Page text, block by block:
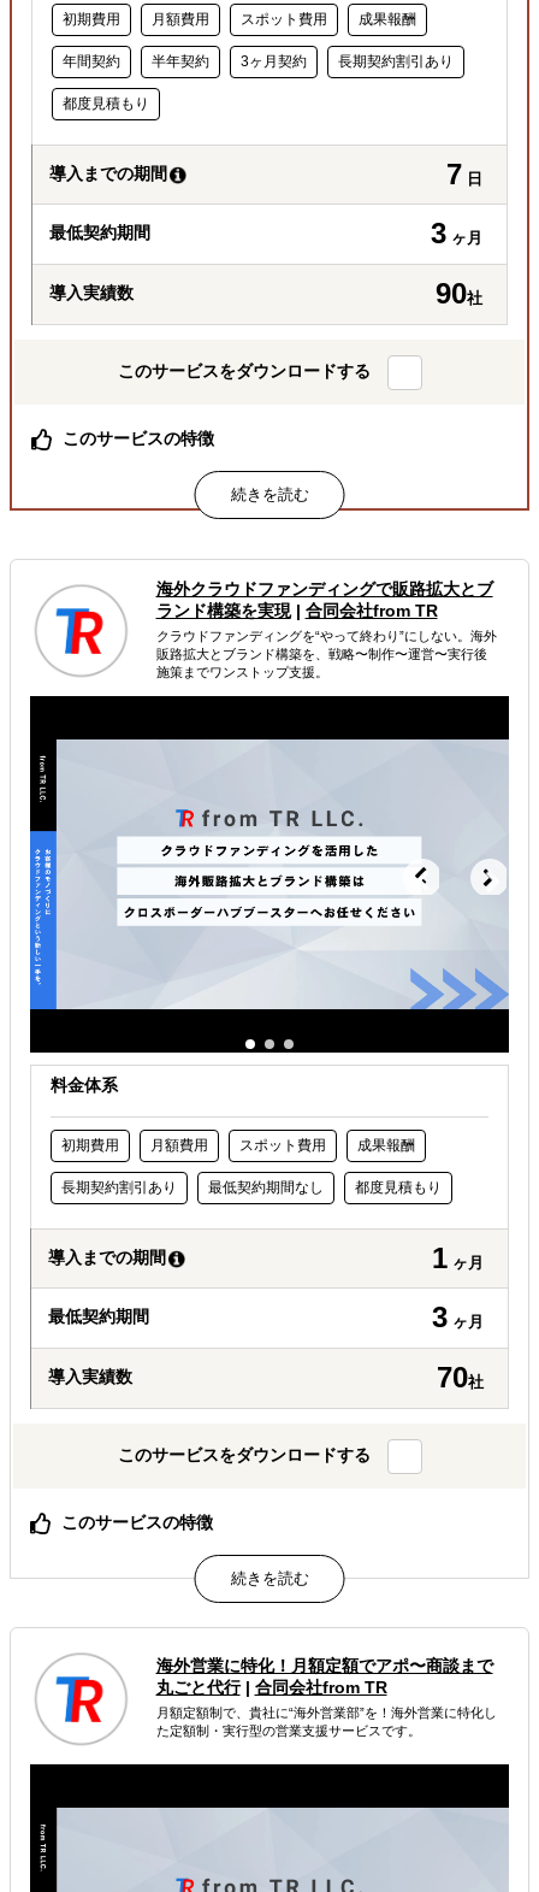
初期費用 月額費用 スポット費用 成果報酬
年間契約 半年契約 3ヶ月契約 長期契約割引あり
都度見積もり
導入までの期間 7 日
最低契約期間 3 ヶ月
導入実績数 90社
このサービスをダウンロードする
このサービスの特徴
総合商社出身社をはじめ、経験豊富な専門チームが巻き取
月額定額で、商社機能を “まるごと”一括代行
属するジャンル
海外進出総合支援 販路拡大（営業代行・販売代理店探し）
輸出入・貿易・通関
自社商材の現地でのニーズを知りたい
許認可や規制調査など輸出／販売の準備をしたい
海外クラウドファンディングで販路拡大とブ
ランド構築を実現| 合同会社from TR
クラウドファンディングを“やって終わり”にしない。海外
販路拡大とブランド構築を、戦略〜制作〜運営〜実行後
施策までワンストップ支援。
料金体系
初期費用 月額費用 スポット費用 成果報酬
長期契約割引あり 最低契約期間なし 都度見積もり
導入までの期間 1 ヶ月
最低契約期間 3 ヶ月
導入実績数 70社
このサービスをダウンロードする
このサービスの特徴
戦略〜制作〜運営〜実施後まで一気通貫（ワンストップ支
援）
“共感を生むストーリー設計”に強い（想いを言葉と体験へ
翻訳）
の訴求／リターン設計／成長導線）
属するジャンル
海外営業に特化！月額定額でアポ〜商談まで
丸ごと代行| 合同会社from TR
月額定額制で、貴社に“海外営業部”を！海外営業に特化し
た定額制・実行型の営業支援サービスです。